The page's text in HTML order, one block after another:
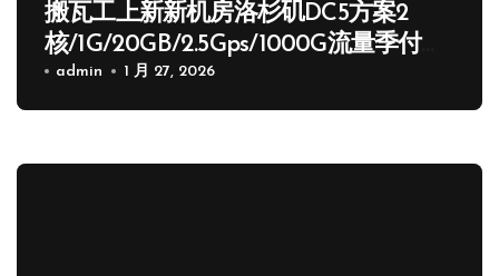
搬瓦工上新新机房洛杉矶DC5方案2
核/1G/20GB/2.5Gps/1000G流量季付
65.89 USD
admin 1 月 27, 2026